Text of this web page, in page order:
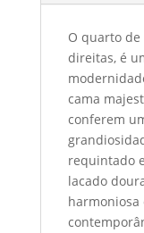
O quarto de
direitas, é
cama
conferem
requintado
lacado
harmoniosa